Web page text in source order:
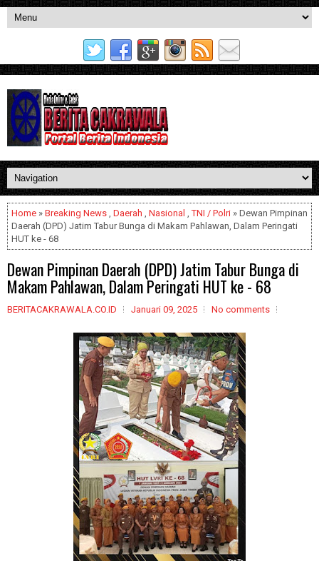
Home » Breaking News , Daerah , Nasional ,TNI / Polri » Dewan Pimpinan
Daerah (DPD) Jatim Tabur Bunga di Makam Pahlawan, Dalam Peringati
HUT ke - 68
Dewan Pimpinan Daerah (DPD) Jatim Tabur Bunga di
Makam Pahlawan, Dalam Peringati HUT ke - 68
BERITACAKRAWALA.CO.ID Januari 09, 2025 No comments